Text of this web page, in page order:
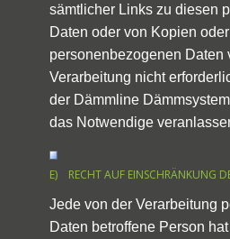
sämtlicher Links zu diesen
Daten oder von Kopien
personenbezogenen Daten
Verarbeitung nicht
der Dämmline
das Notwendige
E) RECHT AUF EINSCHRÄNKUNG
Jede von der Verarbeitung
Daten betroffene Person